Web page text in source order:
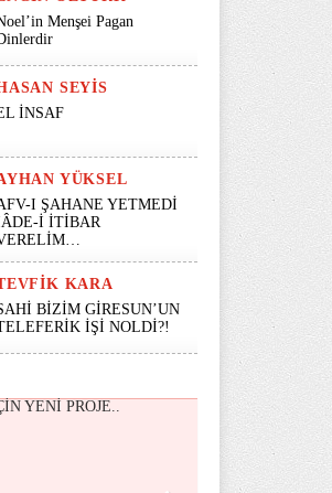
Menşei Pagan
SEYİS
İNSAF
YÜKSEL
I ŞAHANE YETMEDİ
İ İTİBAR
KARA
BİZİM GİRESUN’UN
İŞİ NOLDİ?!